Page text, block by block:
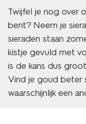
Twijfel je nog over
bent? Neem je
sieraden staan
kistje gevuld met
is de kans dus
Vind je goud beter
waarschijnlijk een